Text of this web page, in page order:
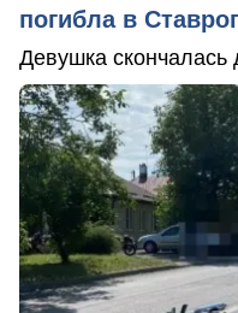
погибла в
Девушка